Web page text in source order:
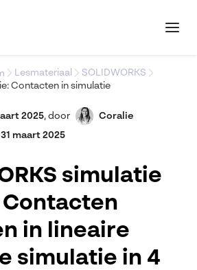
Lesmateriaal
SOLIDWORKS
Contacten in simulatie
2025, door
Coralie
31 maart 2025
simulatie
in lineaire
simulatie in 4